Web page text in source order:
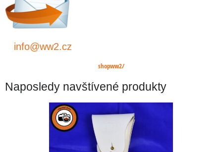
info@ww2.cz
shopww2/
Naposledy navštívené produkty